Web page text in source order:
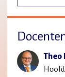
Theo